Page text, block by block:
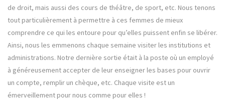
de droit, mais aussi des cours de théâtre, de sport, etc. Nous tenons
tout particulièrement à permettre à ces femmes de mieux
comprendre ce qui les entoure pour qu’elles puissent enfin se libérer.
Ainsi, nous les emmenons chaque semaine visiter les institutions et
administrations. Notre dernière sortie était à la poste où un employé
à généreusement accepter de leur enseigner les bases pour ouvrir
un compte, remplir un chèque, etc. Chaque visite est un
émerveillement pour nous comme pour elles !